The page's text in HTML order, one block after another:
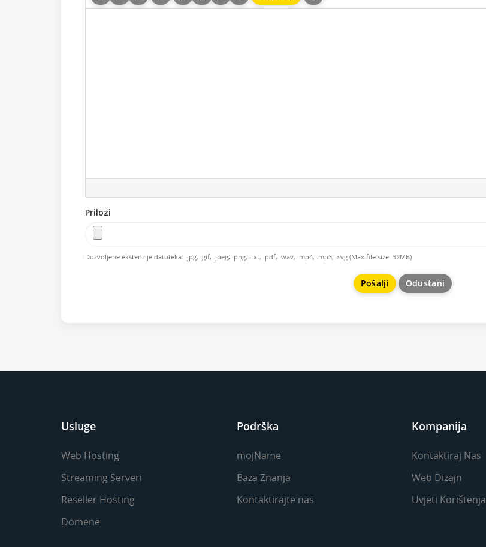
Prilozi
Dozvoljene ekstenzije datoteka: .jpg, .gif, .jpeg, .png, .txt, .pdf, .wav, .mp4, .mp3, .svg (Max file size: 32MB)
Odustani
Usluge
Web Hosting
Streaming Serveri
Reseller Hosting
Domene
Podrška
mojName
Baza Znanja
Kontaktirajte nas
Kompanija
Kontaktiraj Nas
Web Dizajn
Uvjeti Korištenja